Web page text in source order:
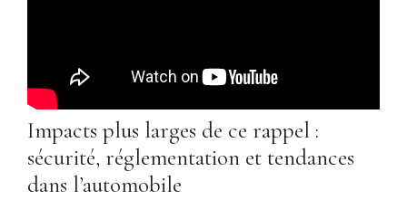
Impacts plus larges de ce rappel :
sécurité, réglementation et tendances
dans l’automobile